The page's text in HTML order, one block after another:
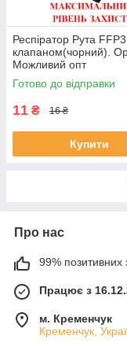
Респіратор Рута
клапаном(чорний).
Можливий опт
Готово до відправки
11 ₴ 16 ₴
Купити
Про нас
99% позитивних
Працює з
м. Кременчук
Кременчук,